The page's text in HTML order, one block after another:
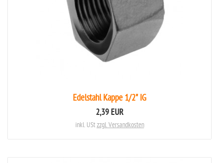
Edelstahl Kappe 1/2" IG
2,39 EUR
inkl. UStzzgl. Versandkosten